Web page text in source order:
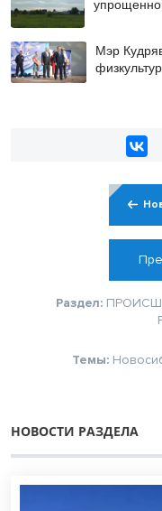
Мэр
Раздел:
Темы:
НОВОСТИ РАЗДЕЛА